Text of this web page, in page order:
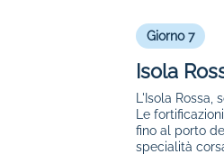
Giorno 7
Isola
L'Isola
Le
fino al porto
specialità